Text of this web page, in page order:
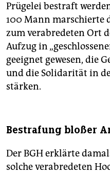
Prügelei bestraft
100 Mann marschierte
zum verabredeten Ort
Aufzug in
geeignet gewesen, die
und die Solidarität in
stärken.
Bestrafung bloßer
Der BGH erklärte
solche verabredeten